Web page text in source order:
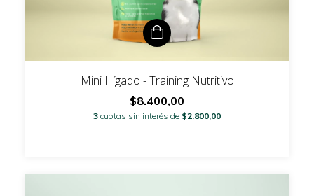
Mini Hígado - Training Nutritivo
$8.400,00
3 cuotas sin interés de $2.800,00